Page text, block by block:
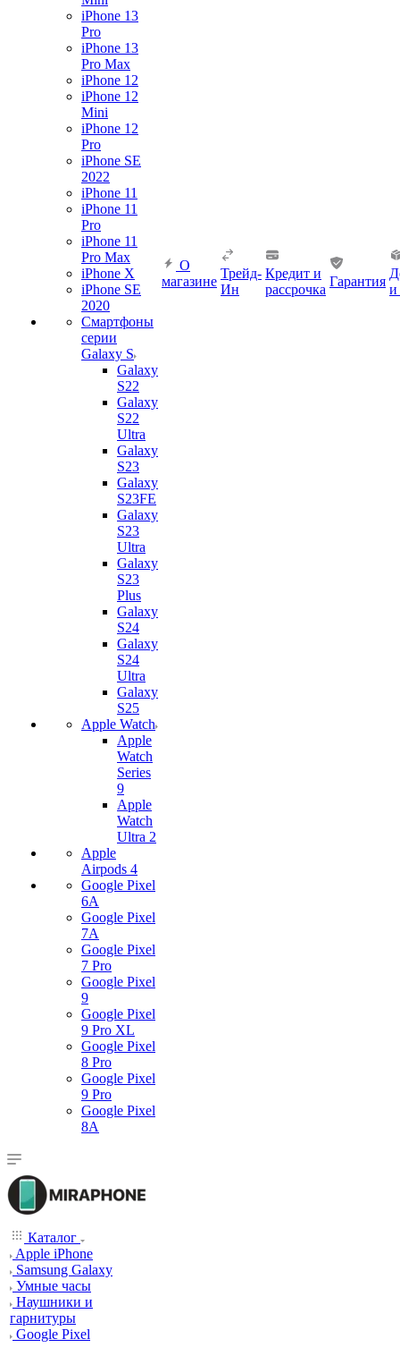
iPhone 13
Pro
iPhone 13
Pro Max
iPhone 12
iPhone 12
Mini
iPhone 12
Pro
iPhone SE
2022
iPhone 11
iPhone 11
Pro
iPhone 11
Pro Max
iPhone X
iPhone SE
2020
Смартфоны
серии
Galaxy S
Galaxy
S22
Galaxy
S22
Ultra
Galaxy
S23
Galaxy
S23FE
Galaxy
S23
Ultra
Galaxy
S23
Plus
Galaxy
S24
Galaxy
S24
Ultra
Galaxy
S25
Apple Watch
Apple
Watch
Series
9
Apple
Watch
Ultra 2
Apple
Airpods 4
Google Pixel
6A
Google Pixel
7А
Google Pixel
7 Pro
Google Pixel
9
Google Pixel
9 Pro XL
Google Pixel
8 Pro
Google Pixel
9 Pro
Google Pixel
8A
О
магазине
Трейд-
Ин
Кредит и
рассрочка
Гарантия
и
Каталог
Apple iPhone
Samsung Galaxy
Умные часы
Наушники и
гарнитуры
Google Pixel